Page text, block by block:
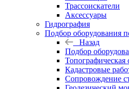
Трассоискатели
Аксессуары
Гидрография
Подбор оборудования
Назад
Подбор
Топографическая
Кадастровые
Сопровождение